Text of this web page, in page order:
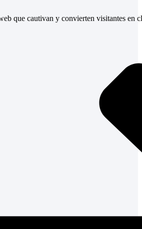
que cautivan y convierten visitantes en